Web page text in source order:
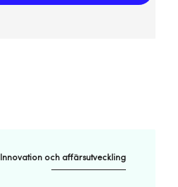
Innovation och affärsutveckling